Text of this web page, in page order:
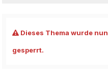
Dieses Thema wurde
gesperrt.